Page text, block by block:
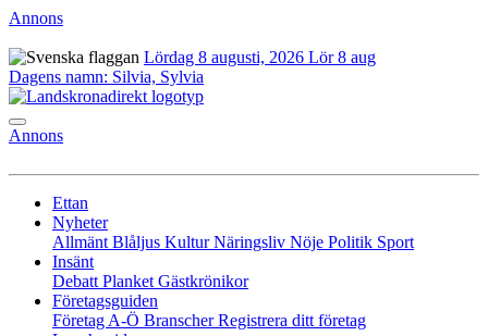
Annons
Lördag 8 augusti, 2026 Lör 8 aug
Dagens namn: Silvia, Sylvia
Annons
Ettan
Nyheter
Allmänt Blåljus KulturNäringsliv Nöje Politik Sport
Insänt
Debatt Planket Gästkrönikor
Företagsguiden
Företag A-Ö BranscherRegistrera ditt företag